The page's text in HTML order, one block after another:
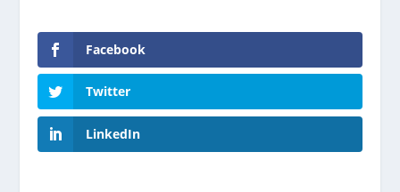
Facebook
Twitter
LinkedIn